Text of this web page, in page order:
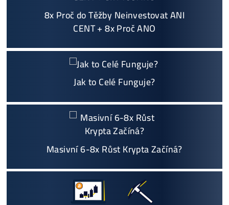
GaranceNEJNIŽŠÍ CENY v celé 🇪🇺 EU
MožnostHOUSINGU(ušetříš desetitisíce na elek
třině)
Jsme jediný prodejce, který ti řekne
Individuální Přístup - podpora, pomoc s výběre
m, kalkulací zisků, které krypto se vyplatí, založe
Napojenía spuštění minerů od násZDARMA
Podrobnosti - 12x
Proč Nakupovat u Nás - ZDE